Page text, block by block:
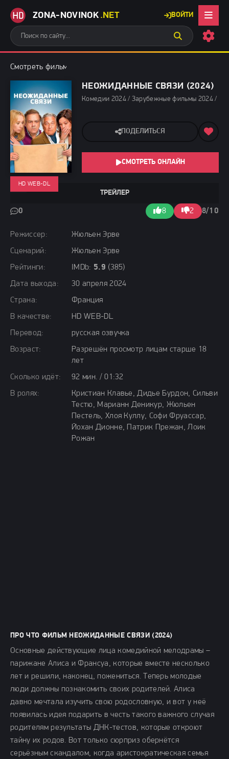
ZONA-NOVINOK .NET ВОЙТИ
Смотреть фильмы бесплатно
НЕОЖИДАННЫЕ СВЯЗИ (2024)
Комедии 2024 / Зарубежные фильмы 2024 /
Режиссер:
Жюльен Эрве
Сценарий:
Жюльен Эрве
Рейтинги:
IMDb: 5.9 (385)
Дата выхода:
30 апреля 2024
Страна:
Франция
В качестве:
HD WEB-DL
Перевод:
русская озвучка
Возраст:
Разрешён просмотр лицам старше 18
лет
Сколько идёт:
92 мин. / 01:32
В ролях:
Кристиан Клавье, Дидье Бурдон, Сильви
Тестю, Марианн Деникур, Жюльен
Пестель, Хлоя Куллу, Софи Фруассар,
Йохан Дионне, Патрик Прежан, Лоик
Рожан
ТРЕЙЛЕР
0 8 2 8/10
HD WEB-DL
ПОДЕЛИТЬСЯ
СМОТРЕТЬ ОНЛАЙН
ПРО ЧТО ФИЛЬМ НЕОЖИДАННЫЕ СВЯЗИ (2024)
Основные действующие лица комедийной мелодрамы –
парижане Алиса и Франсуа, которые вместе несколько
лет и решили, наконец, пожениться. Теперь молодые
люди должны познакомить своих родителей. Алиса
давно мечтала изучить свою родословную, и вот у неё
появилась идея подарить в честь такого важного случая
родителям результаты ДНК-тестов, которые откроют
тайну их родов. Вот только сюрприз обернётся
серьёзным скандалом, когда аристократическая семья